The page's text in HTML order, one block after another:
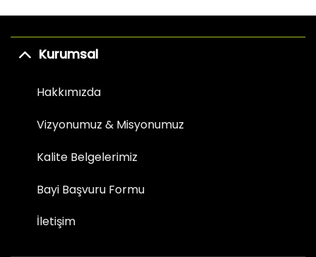
Kurumsal
Hakkımızda
Vizyonumuz & Misyonumuz
Kalite Belgelerimiz
Bayi Başvuru Formu
İletişim